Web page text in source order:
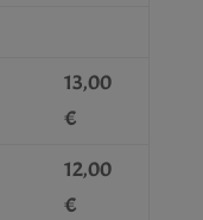
13,00
€
12,00
€